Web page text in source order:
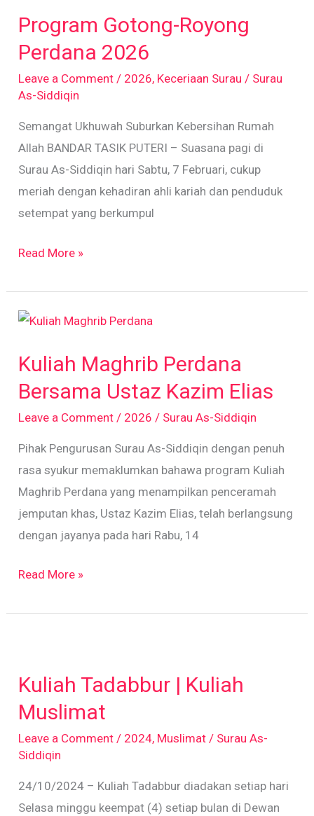
Program Gotong-Royong
Perdana 2026
Leave a Comment / 2026, Keceriaan Surau / Surau
As-Siddiqin
Semangat Ukhuwah Suburkan Kebersihan Rumah
Allah BANDAR TASIK PUTERI – Suasana pagi di
Surau As-Siddiqin hari Sabtu, 7 Februari, cukup
meriah dengan kehadiran ahli kariah dan penduduk
setempat yang berkumpul
Royong
Perdana
Read More »
Kuliah Maghrib Perdana
Bersama Ustaz Kazim Elias
Leave a Comment / 2026 / Surau As-Siddiqin
Pihak Pengurusan Surau As-Siddiqin dengan penuh
rasa syukur memaklumkan bahawa program Kuliah
Maghrib Perdana yang menampilkan penceramah
jemputan khas, Ustaz Kazim Elias, telah berlangsung
dengan jayanya pada hari Rabu, 14
Kuliah
Perdana
Bersama
Elias
Read More »
Kuliah Tadabbur | Kuliah
Muslimat
Leave a Comment / 2024, Muslimat / Surau As-
Siddiqin
24/10/2024 – Kuliah Tadabbur diadakan setiap hari
Selasa minggu keempat (4) setiap bulan di Dewan
Kuliah